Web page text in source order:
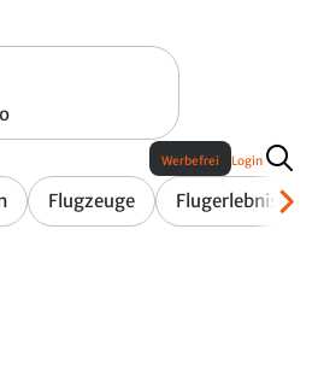
Flugzeuge Flugerlebnis
Werbefrei Login